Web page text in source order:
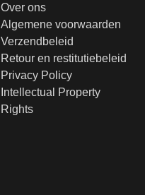
Over ons
Algemene voorwaarden
Verzendbeleid
Retour en restitutiebeleid
Privacy Policy
Intellectual Property
Rights